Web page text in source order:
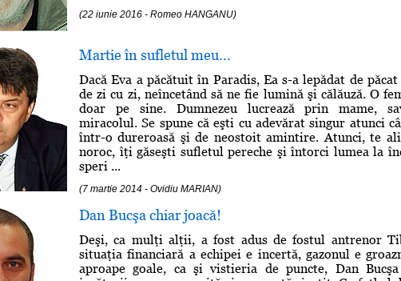
(22 iunie 2016 - Romeo HANGANU)
Martie în sufletul meu...
Dacă Eva a păcătuit în Paradis, Ea s-a lepădat de
de zi cu zi, neîncetând să ne fie lumină şi călăuză. O
doar pe sine. Dumnezeu lucrează prin mame,
miracolul. Se spune că eşti cu adevărat singur atunci
într-o dureroasă şi de neostoit amintire. Atunci, te
noroc, îţi găseşti sufletul pereche şi întorci lumea la
speri ...
(7 martie 2014 - Ovidiu MARIAN)
Dan Bucşa chiar joacă!
Deşi, ca mulţi alţii, a fost adus de fostul antrenor
situaţia financiară a echipei e incertă, gazonul e
aproape goale, ca şi vistieria de puncte, Dan